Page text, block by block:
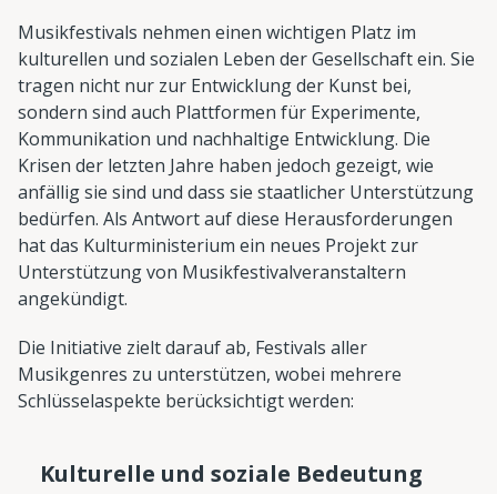
Musikfestivals nehmen einen wichtigen Platz im
kulturellen und sozialen Leben der Gesellschaft ein. Sie
tragen nicht nur zur Entwicklung der Kunst bei,
sondern sind auch Plattformen für Experimente,
Kommunikation und nachhaltige Entwicklung. Die
Krisen der letzten Jahre haben jedoch gezeigt, wie
anfällig sie sind und dass sie staatlicher Unterstützung
bedürfen. Als Antwort auf diese Herausforderungen
hat das Kulturministerium ein neues Projekt zur
Unterstützung von Musikfestivalveranstaltern
angekündigt.
Die Initiative zielt darauf ab, Festivals aller
Musikgenres zu unterstützen, wobei mehrere
Schlüsselaspekte berücksichtigt werden:
Kulturelle und soziale Bedeutung